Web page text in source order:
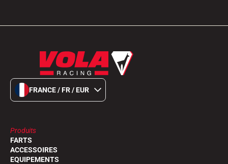
FRANCE / FR / EUR
Produits
FARTS
ACCESSOIRES
EQUIPEMENTS